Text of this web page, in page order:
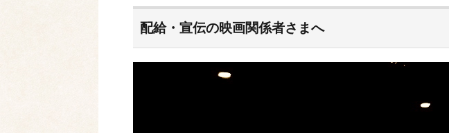
配給・宣伝の映画関係者さまへ